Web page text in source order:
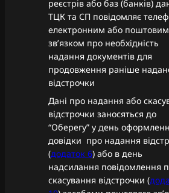
реєстрів або баз (банків)
ТЦК та СП повідомляє
електронним або поштовим
зв’язком про необхідність
надання документів для
продовження раніше
відстрочки
Дані про надання або
відстрочки заносяться до
“Оберегу” у день
довідки про надання
(додаток 6) або в день
надсилання повідомлення
скасування відстрочки (